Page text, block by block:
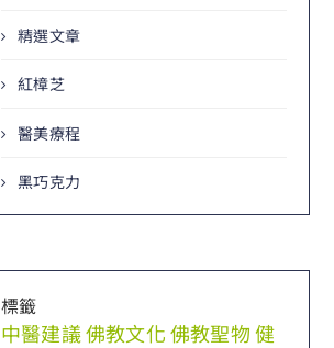
精選文章
紅樟芝
醫美療程
黑巧克力
標籤
中醫建議佛教文化佛教聖物健